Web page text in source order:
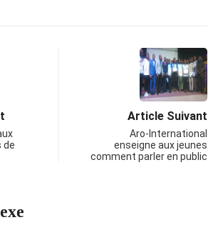
de
Article Suivant
Aro-International
enseigne aux jeunes
comment parler en public